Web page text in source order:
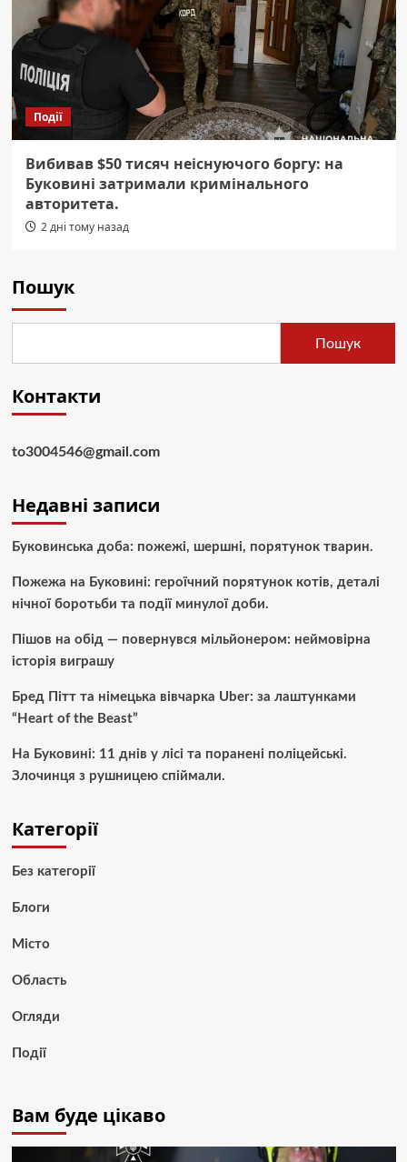
Події
Вибивав $50 тисяч неіснуючого боргу: на
Буковині затримали кримінального
авторитета.
2 дні тому назад
Пошук
Пошук
Контакти
to3004546@gmail.com
Недавні записи
Буковинська доба: пожежі, шершні, порятунок тварин.
Пожежа на Буковині: героїчний порятунок котів, деталі
нічної боротьби та події минулої доби.
Пішов на обід — повернувся мільйонером: неймовірна
історія виграшу
Бред Пітт та німецька вівчарка Uber: за лаштунками
“Heart of the Beast”
На Буковині: 11 днів у лісі та поранені поліцейські.
Злочинця з рушницею спіймали.
Категорії
Без категорії
Блоги
Місто
Область
Огляди
Події
Вам буде цікаво